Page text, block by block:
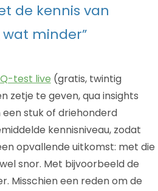
de kennis van
minder”
test live (gratis, twintig
zetje te geven, qua insights
stuk of driehonderd
kennisniveau, zodat
opvallende uitkomst: met die
snor. Met bijvoorbeeld de
Misschien een reden om de